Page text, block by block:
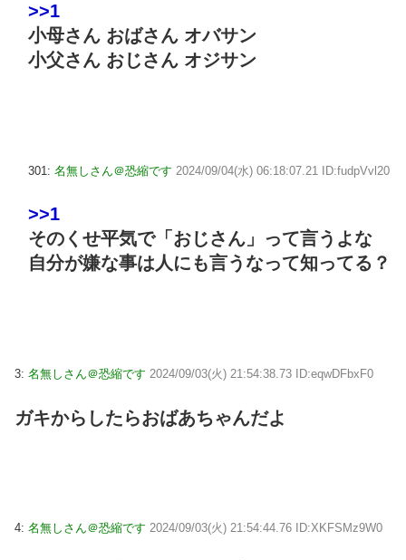
>>1
小母さん おばさん オバサン
小父さん おじさん オジサン
301: 名無しさん＠恐縮です 2024/09/04(水) 06:18:07.21 ID:fudpVvl20
>>1
そのくせ平気で「おじさん」って言うよな
自分が嫌な事は人にも言うなって知ってる？
3: 名無しさん＠恐縮です 2024/09/03(火) 21:54:38.73 ID:eqwDFbxF0
ガキからしたらおばあちゃんだよ
4: 名無しさん＠恐縮です 2024/09/03(火) 21:54:44.76 ID:XKFSMz9W0